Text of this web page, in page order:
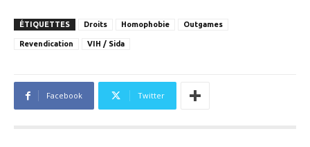
ÉTIQUETTES Droits Homophobie Outgames
Revendication VIH / Sida
Facebook Twitter